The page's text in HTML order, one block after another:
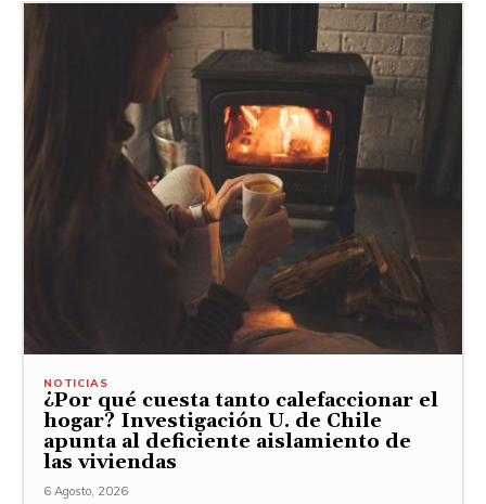
NOTICIAS
¿Por qué cuesta tanto calefaccionar el
hogar? Investigación U. de Chile
apunta al deficiente aislamiento de
las viviendas
6 Agosto, 2026